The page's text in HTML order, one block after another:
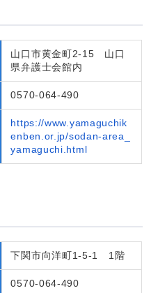
山口市黄金町2-15 山口
県弁護士会館内
0570-064-490
https://www.yamaguchik
enben.or.jp/sodan-area_
yamaguchi.html
下関市向洋町1-5-1 1階
0570-064-490